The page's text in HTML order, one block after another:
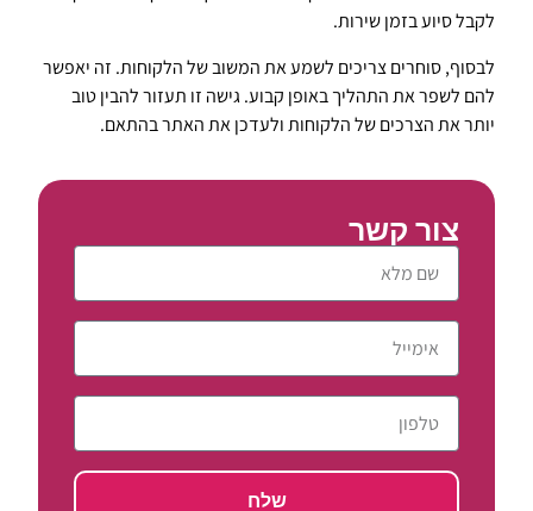
צור קשר
שלח
לקבל סיוע בזמן שירות.
לבסוף, סוחרים צריכים לשמע את המשוב של הלקוחות. זה יאפשר
להם לשפר את התהליך באופן קבוע. גישה זו תעזור להבין טוב
יותר את הצרכים של הלקוחות ולעדכן את האתר בהתאם.